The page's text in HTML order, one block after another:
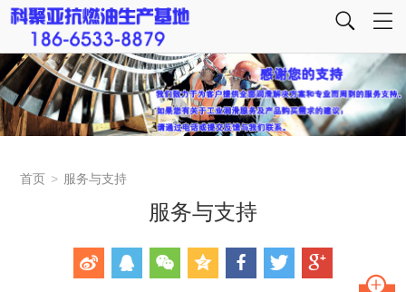
首页 > 服务与支持
服务与支持